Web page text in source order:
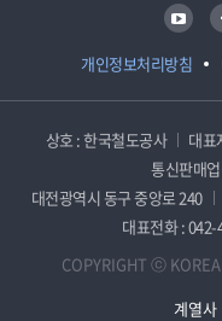
개인정보처리방침
유튜브
상호 : 한국철도공사 대표
통신판매
대전광역시 동구 중앙로 240
대표전화 :
COPYRIGHT ⓒ
계열사